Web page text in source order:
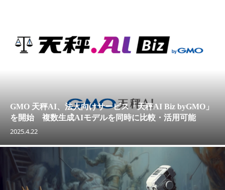
GMO 天秤AI、法人向けサービス「天秤AI Biz byGMO」
を開始 複数生成AIモデルを同時に比較・活用可能
2025.4.22